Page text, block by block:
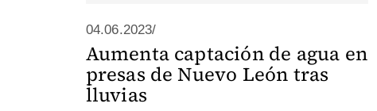
04.06.2023/
Aumenta captación de agua en
presas de Nuevo León tras
lluvias